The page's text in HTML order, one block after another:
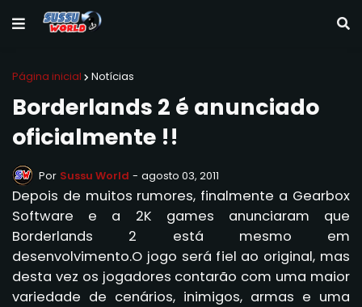
Página inicial Notícias
Borderlands 2 é anunciado
oficialmente !!
Por Sussu World - agosto 03, 2011
Depois de muitos rumores, finalmente a Gearbox
Software e a 2K games anunciaram que
Borderlands 2 está mesmo em
desenvolvimento.O jogo será fiel ao original, mas
desta vez os jogadores contarão com uma maior
variedade de cenários, inimigos, armas e uma